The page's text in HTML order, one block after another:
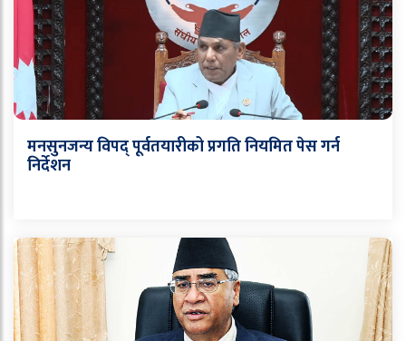
मनसुनजन्य विपद् पूर्वतयारीको प्रगति नियमित पेस गर्न
निर्देशन